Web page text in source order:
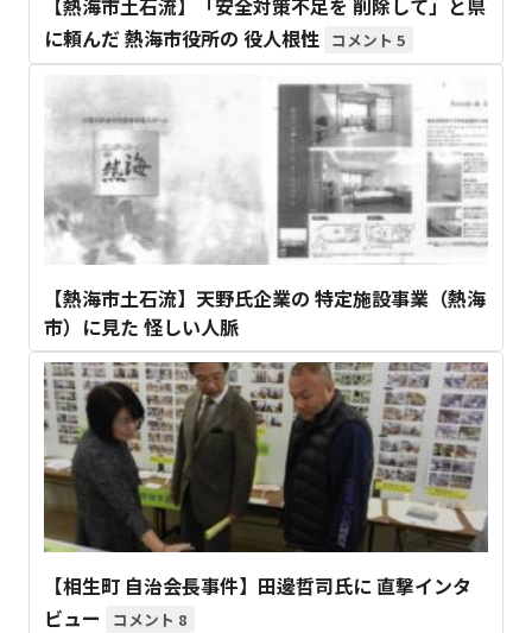
【熱海市土石流】「安全対策不足を 削除して」と県
に頼んだ 熱海市役所の 役人根性
5
【熱海市土石流】天野氏企業の 特定施設事業（熱海
市）に見た 怪しい人脈
【相生町 自治会長事件】田邊哲司氏に 直撃インタ
ビュー
8